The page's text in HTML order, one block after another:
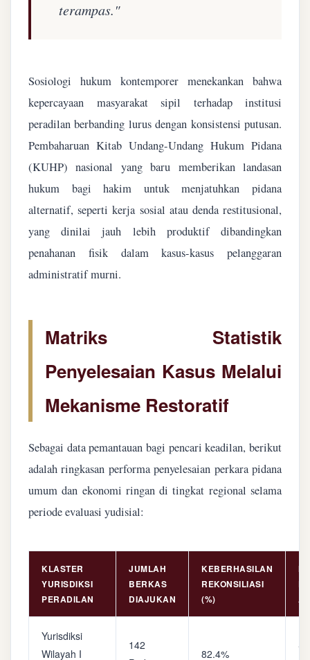
terampas."
Sosiologi hukum kontemporer menekankan bahwa
kepercayaan masyarakat sipil terhadap institusi
peradilan berbanding lurus dengan konsistensi putusan.
Pembaharuan Kitab Undang-Undang Hukum Pidana
(KUHP) nasional yang baru memberikan landasan
hukum bagi hakim untuk menjatuhkan pidana
alternatif, seperti kerja sosial atau denda restitusional,
yang dinilai jauh lebih produktif dibandingkan
penahanan fisik dalam kasus-kasus pelanggaran
administratif murni.
Matriks Statistik
Penyelesaian Kasus Melalui
Mekanisme Restoratif
Sebagai data pemantauan bagi pencari keadilan, berikut
adalah ringkasan performa penyelesaian perkara pidana
umum dan ekonomi ringan di tingkat regional selama
periode evaluasi yudisial:
KLASTER
YURISDIKSI
PERADILAN
JUMLAH
BERKAS
DIAJUKAN
KEBERHASILAN
REKONSILIASI
(%)
Yurisdiksi
Wilayah I
142
82.4%